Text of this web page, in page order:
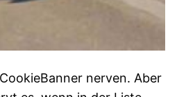
nerven. Aber